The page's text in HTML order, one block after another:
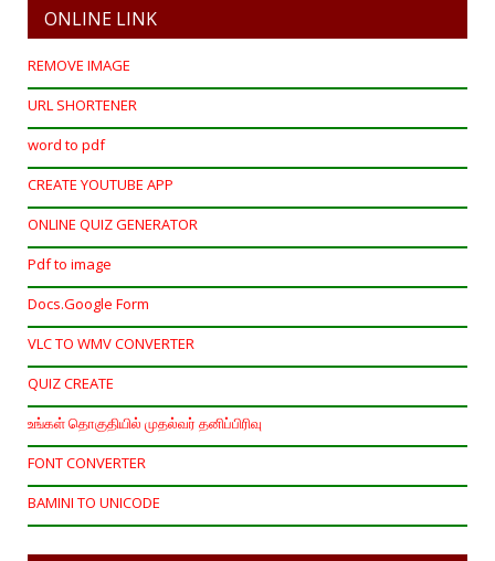
ONLINE LINK
REMOVE IMAGE
URL SHORTENER
word to pdf
CREATE YOUTUBE APP
ONLINE QUIZ GENERATOR
Pdf to image
Docs.Google Form
VLC TO WMV CONVERTER
QUIZ CREATE
உங்கள் தொகுதியில் முதல்வர் தனிப்பிரிவு
FONT CONVERTER
BAMINI TO UNICODE